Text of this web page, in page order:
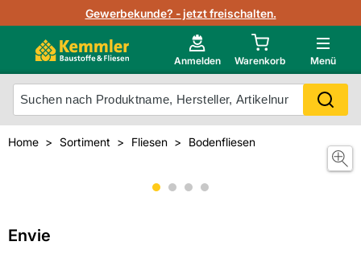
Gewerbekunde? - jetzt freischalten.
Anmelden Warenkorb Menü
Lagerbestand in Echtzeit
Nutzerverwaltung
Photovoltaik Konfigurator
Technische Daten & Merkblätter
Neu im Onlineshop?
Mein Konto
Home Sortiment Fliesen Bodenfliesen
Envie